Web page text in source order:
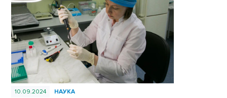
10.09.2024 НАУКА